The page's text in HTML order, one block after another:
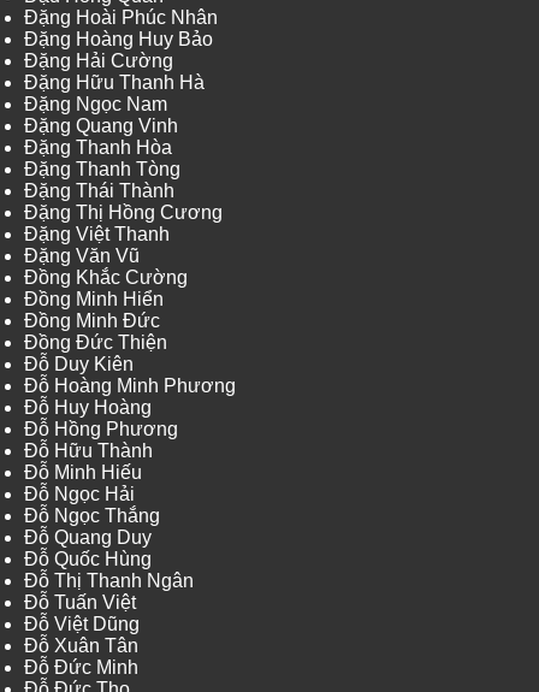
Đặng Hoài Phúc Nhân
Đặng Hoàng Huy Bảo
Đặng Hải Cường
Đặng Hữu Thanh Hà
Đặng Ngọc Nam
Đặng Quang Vinh
Đặng Thanh Hòa
Đặng Thanh Tòng
Đặng Thái Thành
Đặng Thị Hồng Cương
Đặng Việt Thanh
Đặng Văn Vũ
Đồng Khắc Cường
Đồng Minh Hiển
Đồng Minh Đức
Đồng Đức Thiện
Đỗ Duy Kiên
Đỗ Hoàng Minh Phương
Đỗ Huy Hoàng
Đỗ Hồng Phương
Đỗ Hữu Thành
Đỗ Minh Hiếu
Đỗ Ngọc Hải
Đỗ Ngọc Thắng
Đỗ Quang Duy
Đỗ Quốc Hùng
Đỗ Thị Thanh Ngân
Đỗ Tuấn Việt
Đỗ Việt Dũng
Đỗ Xuân Tân
Đỗ Đức Minh